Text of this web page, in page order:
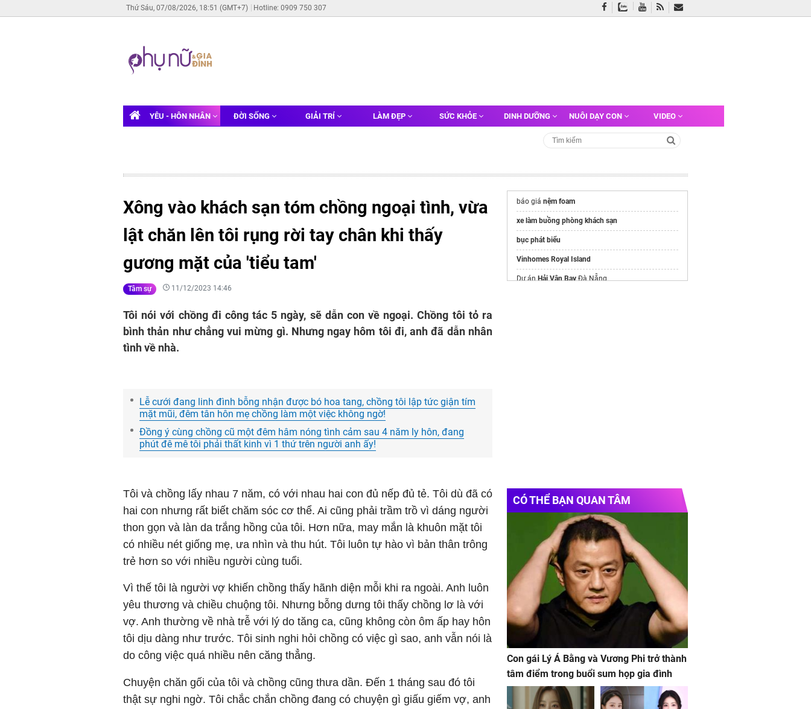
Thứ Sáu, 07/08/2026, 18:51 (GMT+7) Hotline: 0909 750 307
YÊU - HÔN NHÂN ĐỜI SỐNG GIẢI TRÍ LÀM ĐẸP SỨC KHỎE DINH DƯỠNG NUÔI DẠY CON VIDEO
Xông vào khách sạn tóm chồng ngoại tình, vừa
lật chăn lên tôi rụng rời tay chân khi thấy
gương mặt của 'tiểu tam'
Tâm sự 11/12/2023 14:46
Tôi nói với chồng đi công tác 5 ngày, sẽ dẫn con về ngoại. Chồng tôi tỏ ra
bình thản như chẳng vui mừng gì. Nhưng ngay hôm tôi đi, anh đã dẫn nhân
tình về nhà.
Lễ cưới đang linh đình bỗng nhận được bó hoa tang, chồng tôi lập tức giận tím
mặt mũi, đêm tân hôn mẹ chồng làm một việc không ngờ!
Đồng ý cùng chồng cũ một đêm hâm nóng tình cảm sau 4 năm ly hôn, đang
phút đê mê tôi phải thất kinh vì 1 thứ trên người anh ấy!
Tôi và chồng lấy nhau 7 năm, có với nhau hai con đủ nếp đủ tẻ. Tôi dù đã có
hai con nhưng rất biết chăm sóc cơ thể. Ai cũng phải trầm trồ vì dáng người
thon gọn và làn da trắng hồng của tôi. Hơn nữa, may mắn là khuôn mặt tôi
có nhiều nét giống mẹ, ưa nhìn và thu hút. Tôi luôn tự hào vì bản thân trông
trẻ hơn so với nhiều người cùng tuổi.
Vì thế tôi là người vợ khiến chồng thấy hãnh diện mỗi khi ra ngoài. Anh luôn
yêu thương và chiều chuộng tôi. Nhưng bỗng dưng tôi thấy chồng lơ là với
vợ. Anh thường về nhà trễ với lý do tăng ca, cũng không còn ôm ấp hay hôn
tôi dịu dàng như trước. Tôi sinh nghi hỏi chồng có việc gì sao, anh vẫn nói là
do công việc quá nhiều nên căng thẳng.
Chuyện chăn gối của tôi và chồng cũng thưa dần. Đến 1 tháng sau đó tôi
thật sự nghi ngờ. Tôi chắc chắn chồng đang có chuyện gì giấu giếm vợ, anh
báo giá nệm foam
xe làm buồng phòng khách sạn
bục phát biểu
Vinhomes Royal Island
Dự án Hải Vân Bay Đà Nẵng
CÓ THỂ BẠN QUAN TÂM
Con gái Lý Á Bằng và Vương Phi trở thành
tâm điểm trong buổi sum họp gia đình